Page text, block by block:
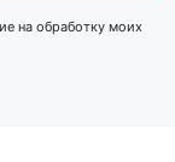
на обработку моих